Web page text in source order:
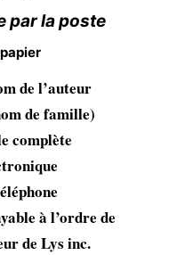
par la poste
de l’auteur
de famille)
complète
à l’ordre de
de Lys inc.